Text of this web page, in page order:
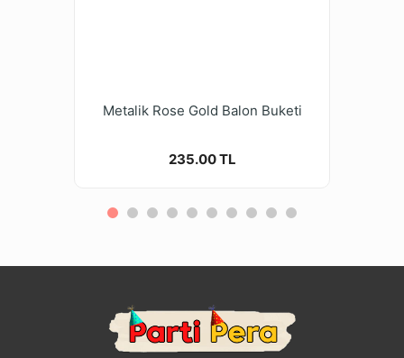
Metalik Rose Gold Balon Buketi
235.00 TL